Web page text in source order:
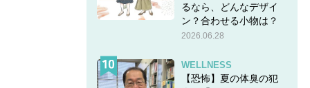
るなら、どんなデザイ
ン？合わせる小物は？
2026.06.28
WELLNESS
【恐怖】夏の体臭の犯